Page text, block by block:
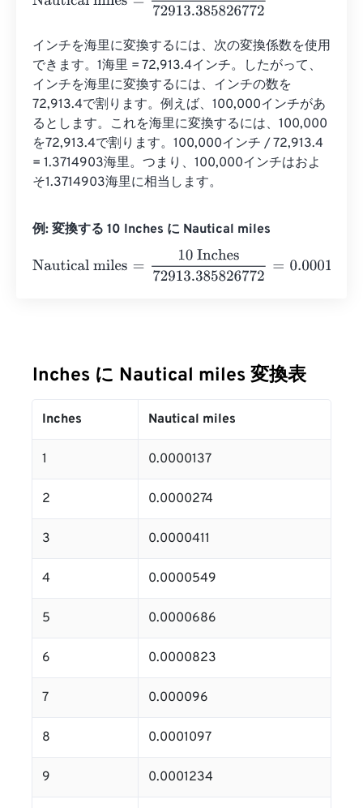
インチを海里に変換するには、次の変換係数を使用
できます。1海里 = 72,913.4インチ。したがって、
インチを海里に変換するには、インチの数を
72,913.4で割ります。例えば、100,000インチがあ
るとします。これを海里に変換するには、100,000
を72,913.4で割ります。100,000インチ / 72,913.4
= 1.3714903海里。つまり、100,000インチはおよ
そ1.3714903海里に相当します。
例: 変換する 10 Inches に Nautical miles
Nautical miles
72913.385826772 =0.0001371
Inches に Nautical miles 変換表
Inches Nautical miles
1 0.0000137
2 0.0000274
3 0.0000411
4 0.0000549
5 0.0000686
6 0.0000823
7 0.000096
8 0.0001097
9 0.0001234